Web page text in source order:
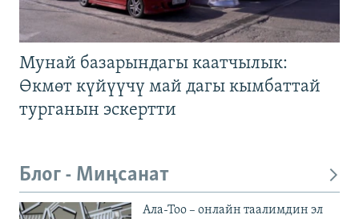
Мунай базарындагы каатчылык:
Өкмөт күйүүчү май дагы кымбаттай
турганын эскертти
Блог - Миңсанат
Ала-Тоо – онлайн таалимдин эл